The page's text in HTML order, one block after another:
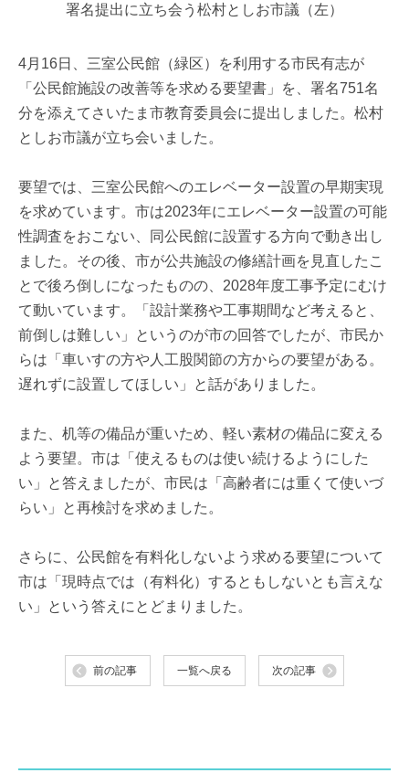
署名提出に立ち会う松村としお市議（左）
4月16日、三室公民館（緑区）を利用する市民有志が
「公民館施設の改善等を求める要望書」を、署名751名
分を添えてさいたま市教育委員会に提出しました。松村
としお市議が立ち会いました。
要望では、三室公民館へのエレベーター設置の早期実現
を求めています。市は2023年にエレベーター設置の可能
性調査をおこない、同公民館に設置する方向で動き出し
ました。その後、市が公共施設の修繕計画を見直したこ
とで後ろ倒しになったものの、2028年度工事予定にむけ
て動いています。「設計業務や工事期間など考えると、
前倒しは難しい」というのが市の回答でしたが、市民か
らは「車いすの方や人工股関節の方からの要望がある。
遅れずに設置してほしい」と話がありました。
また、机等の備品が重いため、軽い素材の備品に変える
よう要望。市は「使えるものは使い続けるようにした
い」と答えましたが、市民は「高齢者には重くて使いづ
らい」と再検討を求めました。
さらに、公民館を有料化しないよう求める要望について
市は「現時点では（有料化）するともしないとも言えな
い」という答えにとどまりました。
前の記事 一覧へ戻る 次の記事